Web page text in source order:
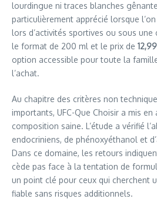
lourdingue ni traces blanches
particulièrement apprécié lorsque
lors d’activités sportives ou sous une
le format de 200 ml et le prix de
option accessible pour toute la
l’achat.
Au chapitre des critères non
importants, UFC-Que Choisir a mis en
composition saine. L’étude a vérifié
endocriniens, de phénoxyéthanol et
Dans ce domaine, les retours
cède pas face à la tentation de
un point clé pour ceux qui cherchent
fiable sans risques additionnels.